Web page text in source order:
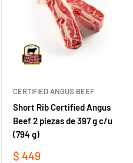
CERTIFIED ANGUS BEEF
Short Rib Certified Angus
Beef 2 piezas de 397 g c/u
(794 g)
Precio
$ 449